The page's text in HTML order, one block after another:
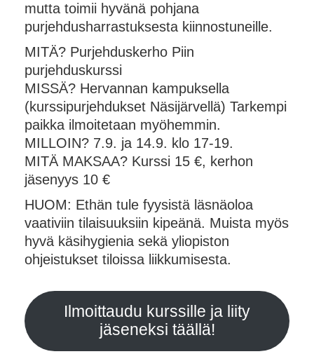
mutta toimii hyvänä pohjana
purjehdusharrastuksesta kiinnostuneille.
MITÄ? Purjehduskerho Piin
purjehduskurssi
MISSÄ? Hervannan kampuksella
(kurssipurjehdukset Näsijärvellä) Tarkempi
paikka ilmoitetaan myöhemmin.
MILLOIN? 7.9. ja 14.9. klo 17-19.
MITÄ MAKSAA? Kurssi 15 €, kerhon
jäsenyys 10 €
HUOM: Ethän tule fyysistä läsnäoloa
vaativiin tilaisuuksiin kipeänä. Muista myös
hyvä käsihygienia sekä yliopiston
ohjeistukset tiloissa liikkumisesta.
Ilmoittaudu kurssille ja liity
jäseneksi täällä!